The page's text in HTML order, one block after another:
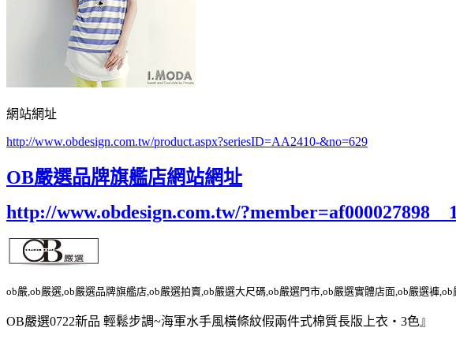
網站網址
http://www.obdesign.com.tw/product.aspx?seriesID=AA2410-&no=629
OB嚴選品牌旗艦店網站網址
http://www.obdesign.com.tw/
ob嚴,ob嚴選,ob嚴選品牌旗艦店,ob嚴選拍賣,ob嚴選大尺碼,ob嚴選門市,ob嚴選實體店面,ob嚴選褲
OB嚴選0722新品 輕鬆步調~海軍水手風橫條紋假兩件式棉質長版上衣‧3色』